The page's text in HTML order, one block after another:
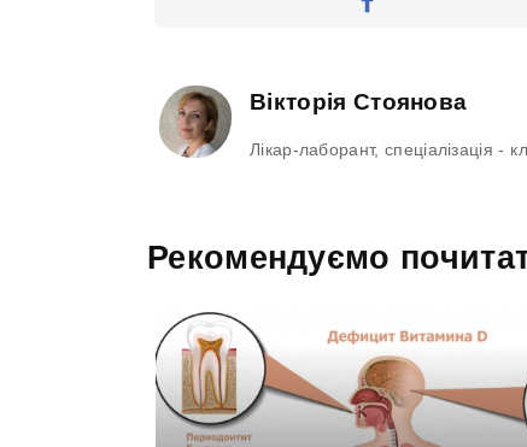
Вікторія Стоянова
Лікар-лаборант, спеціалізація -
Рекомендуємо